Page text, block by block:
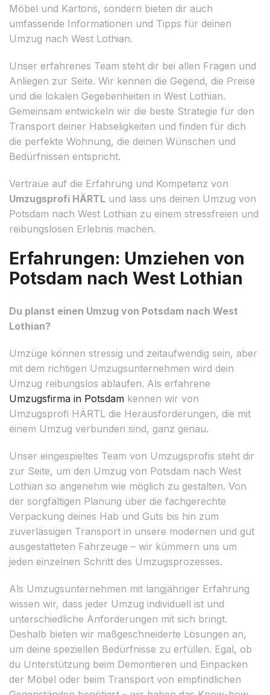
Möbel und Kartons, sondern bieten dir auch
umfassende Informationen und Tipps für deinen
Umzug nach West Lothian.
Unser erfahrenes Team steht dir bei allen Fragen und
Anliegen zur Seite. Wir kennen die Gegend, die Preise
und die lokalen Gegebenheiten in West Lothian.
Gemeinsam entwickeln wir die beste Strategie für den
Transport deiner Habseligkeiten und finden für dich
die perfekte Wohnung, die deinen Wünschen und
Bedürfnissen entspricht.
Vertraue auf die Erfahrung und Kompetenz von
Umzugsprofi HÄRTL und lass uns deinen Umzug von
Potsdam nach West Lothian zu einem stressfreien und
reibungslosen Erlebnis machen.
Erfahrungen: Umziehen von
Potsdam nach West Lothian
Du planst einen Umzug von Potsdam nach West
Lothian?
Umzüge können stressig und zeitaufwendig sein, aber
mit dem richtigen Umzugsunternehmen wird dein
Umzug reibungslos ablaufen. Als erfahrene
Umzugsfirma in Potsdam kennen wir von
Umzugsprofi HÄRTL die Herausforderungen, die mit
einem Umzug verbunden sind, ganz genau.
Unser eingespieltes Team von Umzugsprofis steht dir
zur Seite, um den Umzug von Potsdam nach West
Lothian so angenehm wie möglich zu gestalten. Von
der sorgfältigen Planung über die fachgerechte
Verpackung deines Hab und Guts bis hin zum
zuverlässigen Transport in unsere modernen und gut
ausgestatteten Fahrzeuge – wir kümmern uns um
jeden einzelnen Schritt des Umzugsprozesses.
Als Umzugsunternehmen mit langjähriger Erfahrung
wissen wir, dass jeder Umzug individuell ist und
unterschiedliche Anforderungen mit sich bringt.
Deshalb bieten wir maßgeschneiderte Lösungen an,
um deine speziellen Bedürfnisse zu erfüllen. Egal, ob
du Unterstützung beim Demontieren und Einpacken
der Möbel oder beim Transport von empfindlichen